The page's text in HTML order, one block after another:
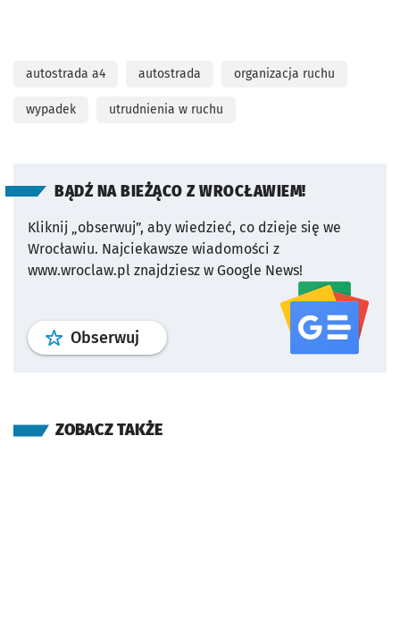
autostrada a4 autostrada organizacja ruchu
wypadek utrudnienia w ruchu
BĄDŹ NA BIEŻĄCO Z WROCŁAWIEM!
Kliknij „obserwuj”, aby wiedzieć, co dzieje się we
Wrocławiu. Najciekawsze wiadomości z
www.wroclaw.pl znajdziesz w Google News!
Obserwuj profil serwisu
ZOBACZ TAKŻE